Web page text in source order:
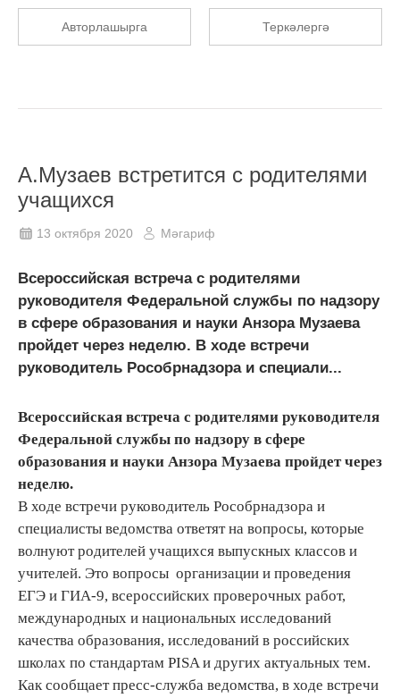
Авторлашырга Теркәлергә
А.Музаев встретится с родителями
учащихся
13 октября 2020 Мәгариф
Всероссийская встреча с родителями
руководителя Федеральной службы по надзору
в сфере образования и науки Анзора Музаева
пройдет через неделю. В ходе встречи
руководитель Рособрнадзора и специали...
Всероссийская встреча с родителями руководителя
Федеральной службы по надзору в сфере
образования и науки Анзора Музаева пройдет через
неделю.
В ходе встречи руководитель Рособрнадзора и
специалисты ведомства ответят на вопросы, которые
волнуют родителей учащихся выпускных классов и
учителей. Это вопросы организации и проведения
ЕГЭ и ГИА-9, всероссийских проверочных работ,
международных и национальных исследований
качества образования, исследований в российских
школах по стандартам PISA и других актуальных тем.
Как сообщает пресс-служба ведомства, в ходе встречи